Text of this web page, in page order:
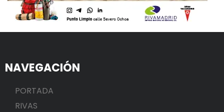
NAVEGACIÓN
PORTADA
RIVAS